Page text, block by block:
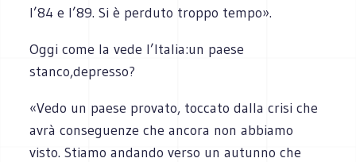
l’84 e l’89. Si è perduto troppo tempo».
Oggi come la vede l’Italia:un paese
stanco,depresso?
«Vedo un paese provato, toccato dalla crisi che
avrà conseguenze che ancora non abbiamo
visto. Stiamo andando verso un autunno che